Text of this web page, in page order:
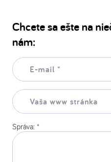
Chcete sa ešte na
nám:
E-
mail:
Vaša
www
stránka:
Správa: *